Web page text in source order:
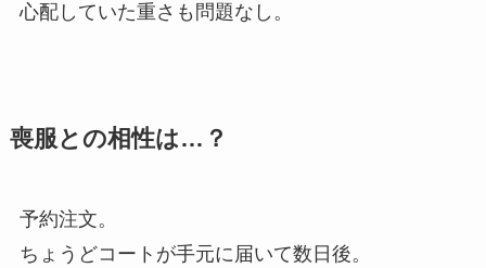
心配していた重さも問題なし。
喪服との相性は…？
予約注文。
ちょうどコートが手元に届いて数日後。